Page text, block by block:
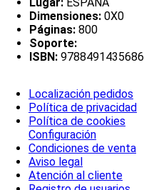
Dimensiones: 0X0
Páginas: 800
Soporte:
ISBN: 9788491435686
Localización pedidos
Política de privacidad
Política de cookies
Configuración
Condiciones de venta
Aviso legal
Atención al cliente